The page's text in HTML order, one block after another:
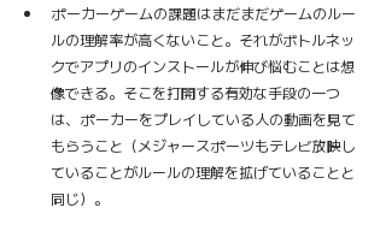
ポーカーゲームの課題はまだまだゲームのルー
ルの理解率が高くないこと。それがボトルネッ
クでアプリのインストールが伸び悩むことは想
像できる。そこを打開する有効な手段の一つ
は、ポーカーをプレイしている人の動画を見て
もらうこと（メジャースポーツもテレビ放映し
ていることがルールの理解を拡げていることと
同じ）。